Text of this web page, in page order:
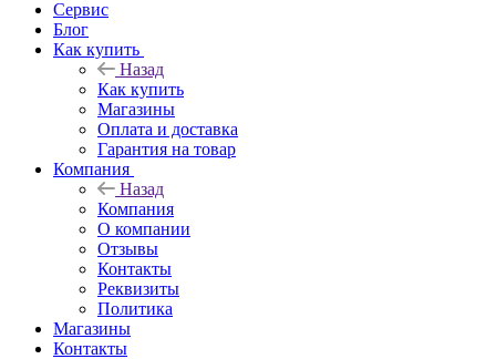
Сервис
Блог
Как купить
Назад
Как купить
Магазины
Оплата и доставка
Гарантия на товар
Компания
Назад
Компания
О компании
Отзывы
Контакты
Реквизиты
Политика
Магазины
Контакты